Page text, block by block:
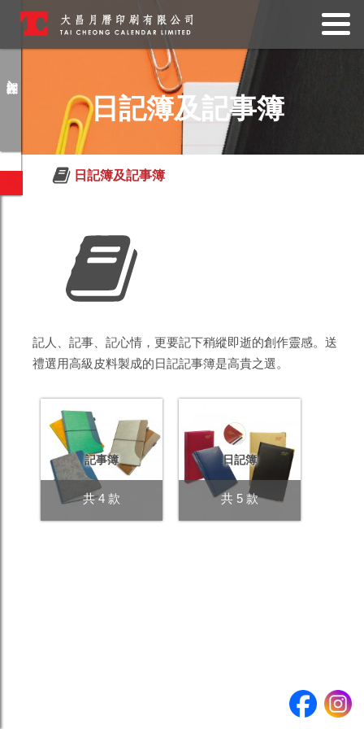
查詢產品
請留下您的聯絡資料，我們將向各下
提供已查詢的產品資訊。
產品 數量
提交查詢 >
日記簿及記事簿
日記簿及記事簿
記人、記事、記心情，更要記下稍縱即逝的創作靈感。送
禮選用高級皮料製成的日記記事簿是高貴之選。
記事簿
共 4 款
日記簿
共 5 款